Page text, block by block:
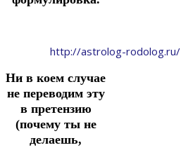
http://astrolog-rodolog.ru/
Ни в коем случае
не переводим эту
в претензию
(почему ты не
делаешь,